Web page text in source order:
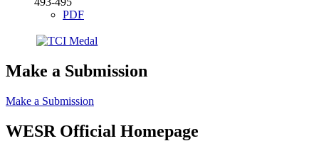
PDF
Make a Submission
Make a Submission
WESR Official Homepage